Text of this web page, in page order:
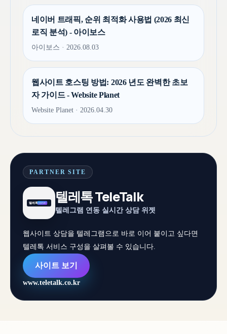
네이버 트래픽, 순위 최적화 사용법 (2026 최신
로직 분석) - 아이보스
아이보스 · 2026.08.03
웹사이트 호스팅 방법: 2026 년도 완벽한 초보
자 가이드 - Website Planet
Website Planet · 2026.04.30
PARTNER SITE
텔레톡 TeleTalk
텔레그램 연동 실시간 상담 위젯
웹사이트 상담을 텔레그램으로 바로 이어 붙이고 싶다면
텔레톡 서비스 구성을 살펴볼 수 있습니다.
사이트 보기
www.teletalk.co.kr